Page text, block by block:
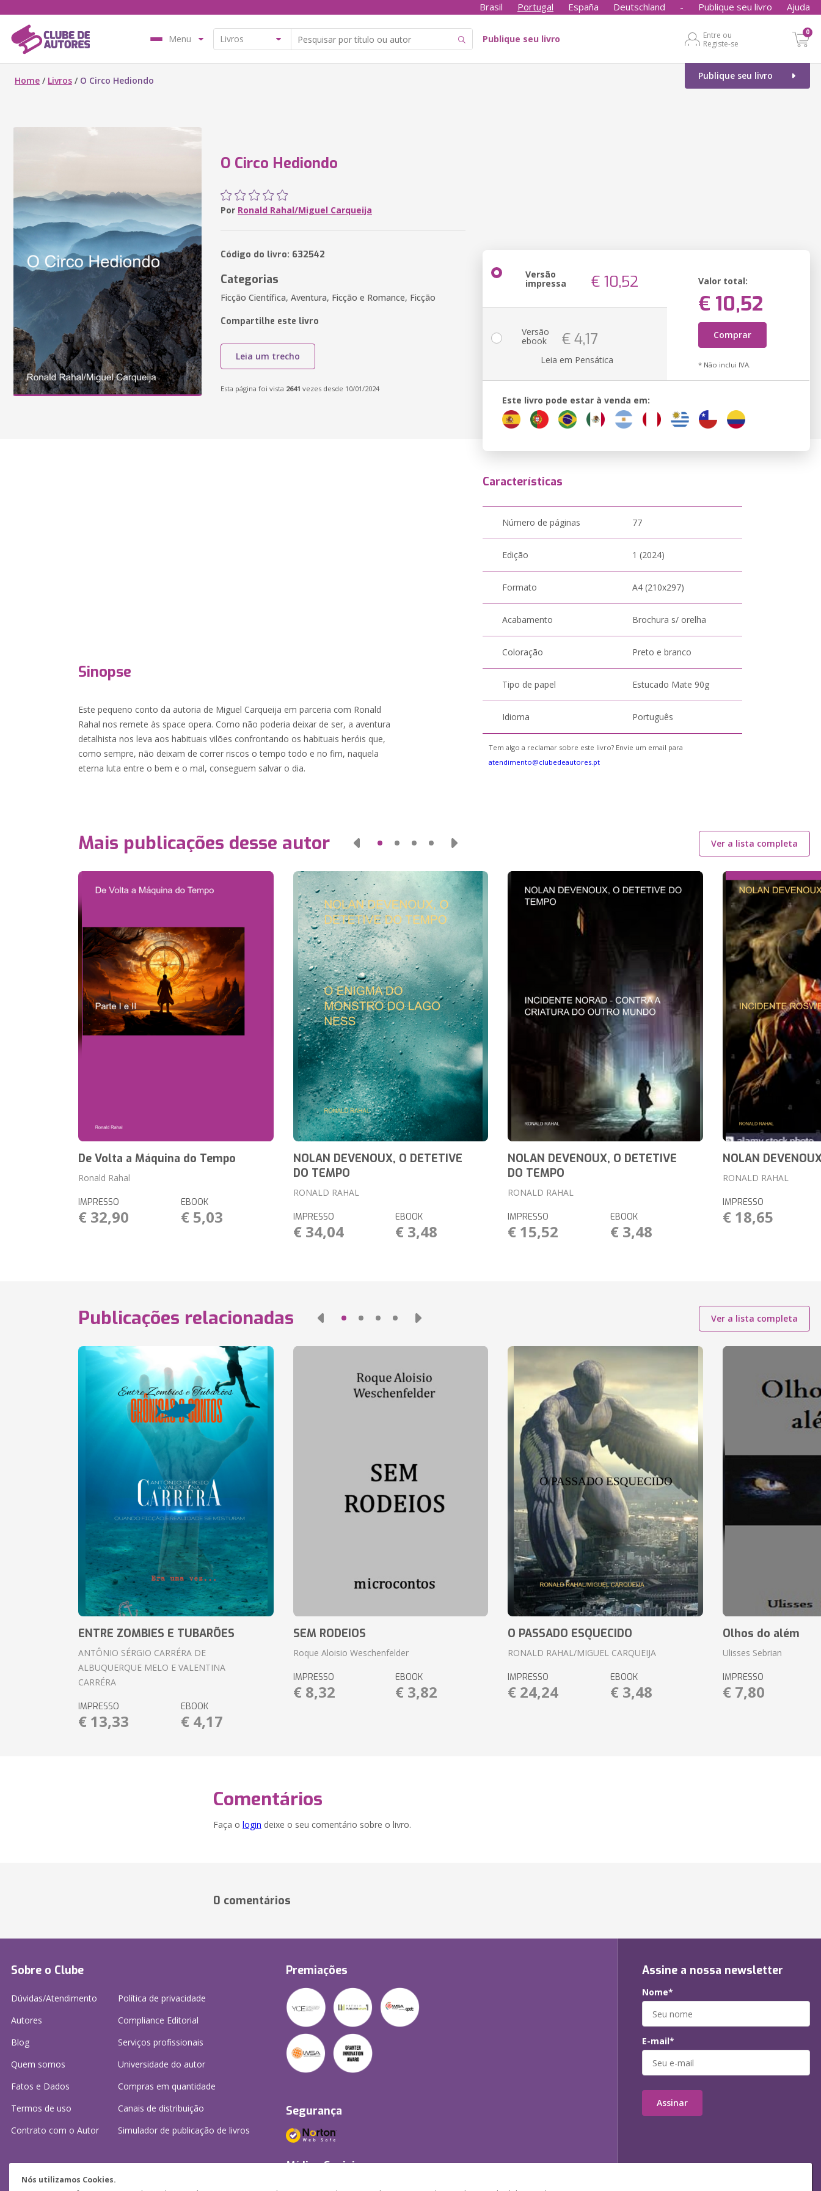
Nós utilizamos Cookies.
Brasil Portugal España Deutschland - Publique seu livro Ajuda
Menu Publique seu livro
Entre ou
Registe-se
0
Publique seu livro
Home / Livros / O Circo Hediondo
O Circo Hediondo
Por Ronald Rahal/Miguel Carqueija
Código do livro: 632542
Categorias
Ficção Científica, Aventura, Ficção e Romance, Ficção
Compartilhe este livro
Leia um trecho
Esta página foi vista 2641 vezes desde 10/01/2024
Versão
impressa € 10,52 Valor total:
€ 10,52
Comprar
* Não inclui IVA.
Versão
ebook € 4,17
Leia em Pensática
Este livro pode estar à venda em:
Sinopse
Este pequeno conto da autoria de Miguel Carqueija em parceria com Ronald
Rahal nos remete às space opera. Como não poderia deixar de ser, a aventura
detalhista nos leva aos habituais vilões confrontando os habituais heróis que,
como sempre, não deixam de correr riscos o tempo todo e no fim, naquela
eterna luta entre o bem e o mal, conseguem salvar o dia.
Características
Número de páginas 77
Edição 1 (2024)
Formato A4 (210x297)
Acabamento Brochura s/ orelha
Coloração Preto e branco
Tipo de papel Estucado Mate 90g
Idioma Português
Tem algo a reclamar sobre este livro? Envie um email para
atendimento@clubedeautores.pt
Mais publicações desse autor Ver a lista completa
De Volta a Máquina do Tempo
Ronald Rahal
IMPRESSO
€ 32,90
EBOOK
€ 5,03
NOLAN DEVENOUX, O DETETIVE
DO TEMPO
RONALD RAHAL
IMPRESSO
€ 34,04
EBOOK
€ 3,48
NOLAN DEVENOUX, O DETETIVE
DO TEMPO
RONALD RAHAL
IMPRESSO
€ 15,52
EBOOK
€ 3,48
NOLAN
RONALD RAHAL
IMPRESSO
€ 18,65
Publicações relacionadas Ver a lista completa
ENTRE ZOMBIES E TUBARÕES
ANTÔNIO SÉRGIO CARRÉRA DE
ALBUQUERQUE MELO E VALENTINA
CARRÉRA
IMPRESSO
€ 13,33
EBOOK
€ 4,17
SEM RODEIOS
Roque Aloisio Weschenfelder
IMPRESSO
€ 8,32
EBOOK
€ 3,82
O PASSADO ESQUECIDO
RONALD RAHAL/MIGUEL CARQUEIJA
IMPRESSO
€ 24,24
EBOOK
€ 3,48
Olhos do além
Ulisses Sebrian
IMPRESSO
€ 7,80
Comentários
Faça o login deixe o seu comentário sobre o livro.
0 comentários
Sobre o Clube
Dúvidas/Atendimento
Autores
Blog
Quem somos
Fatos e Dados
Termos de uso
Contrato com o Autor
Política de privacidade
Compliance Editorial
Serviços profissionais
Universidade do autor
Compras em quantidade
Canais de distribuição
Simulador de publicação de livros
Precisa de ajuda?
Premiações
Segurança
Mídias Sociais
Assine a nossa newsletter
Nome*
E-mail*
Assinar